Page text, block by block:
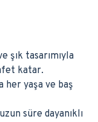
şık tasarımıyla
katar.
her yaşa ve baş
süre dayanıklı